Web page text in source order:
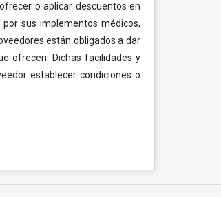
o aplicar descuentos en
sus implementos médicos,
están obligados a dar
ofrecen. Dichas facilidades y
establecer condiciones o